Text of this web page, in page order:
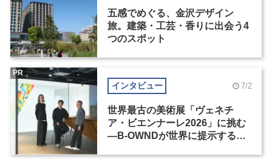
五感でめぐる、金沢デザイン
旅。建築・工芸・香りに出会う4
つのスポット
インタビュー 7/2
世界最古の美術展「ヴェネチ
ア・ビエンナーレ2026」に挑む
―B-OWNDが世界に提示する美
PR